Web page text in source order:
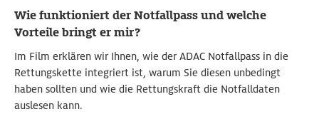
Wie funktioniert der Notfallpass und welche
Vorteile bringt er mir?
Im Film erklären wir Ihnen, wie der ADAC Notfallpass in die
Rettungskette integriert ist, warum Sie diesen unbedingt
haben sollten und wie die Rettungskraft die Notfalldaten
auslesen kann.